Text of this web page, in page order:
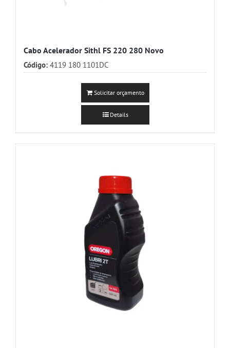
Cabo Acelerador Sithl FS 220 280 Novo
Código: 4119 180 1101DC
Solicitar orçamento
Details